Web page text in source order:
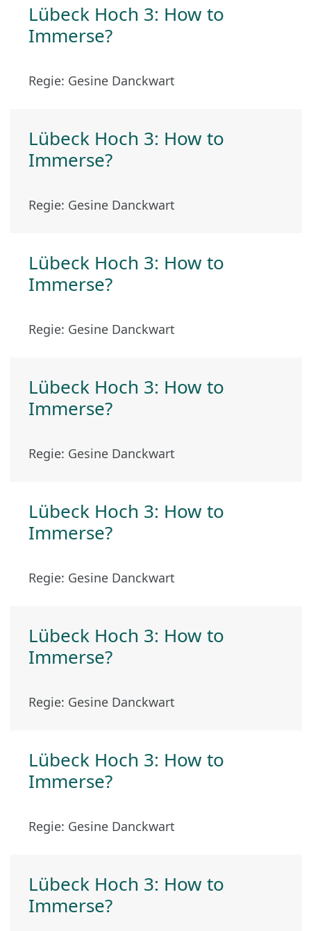
Lübeck Hoch 3: How to
Immerse?
Regie: Gesine Danckwart
Lübeck Hoch 3: How to
Immerse?
Regie: Gesine Danckwart
Lübeck Hoch 3: How to
Immerse?
Regie: Gesine Danckwart
Lübeck Hoch 3: How to
Immerse?
Regie: Gesine Danckwart
Lübeck Hoch 3: How to
Immerse?
Regie: Gesine Danckwart
Lübeck Hoch 3: How to
Immerse?
Regie: Gesine Danckwart
Lübeck Hoch 3: How to
Immerse?
Regie: Gesine Danckwart
Lübeck Hoch 3: How to
Immerse?